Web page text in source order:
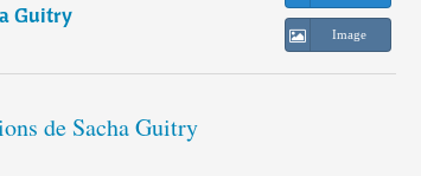
Guitry
Image
de Sacha Guitry